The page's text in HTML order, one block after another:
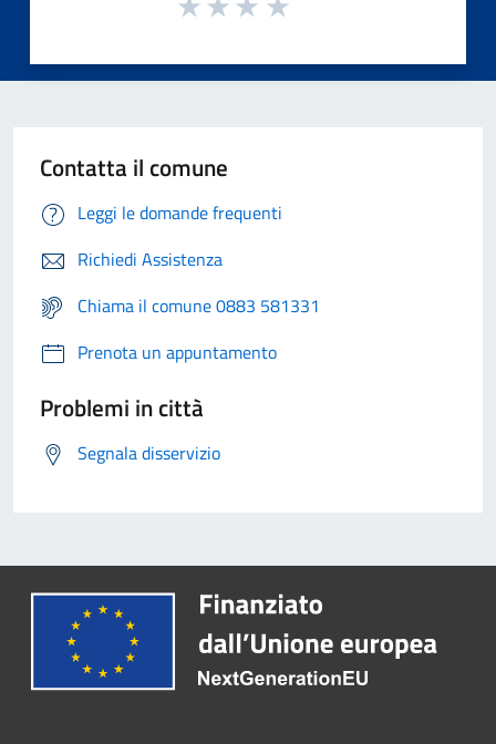
Contatta il comune
Leggi le domande frequenti
Richiedi Assistenza
Chiama il comune 0883 581331
Prenota un appuntamento
Problemi in città
Segnala disservizio